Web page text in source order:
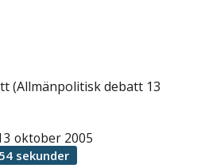
(Allmänpolitisk debatt 13
oktober 2005
sekunder